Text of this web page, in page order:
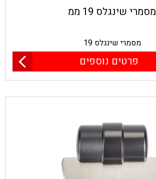
מסמרי שינגלס 19 ממ
מסמרי שינגלס 19
פרטים נוספים